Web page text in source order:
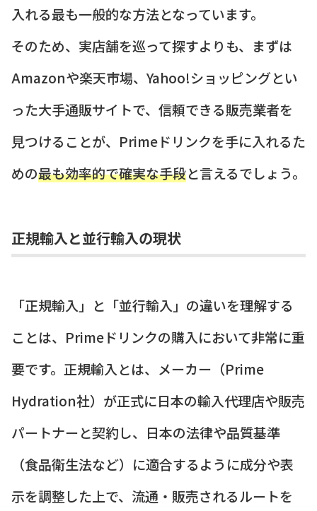
入れる最も一般的な方法となっています。
そのため、実店舗を巡って探すよりも、まずは
Amazonや楽天市場、Yahoo!ショッピングとい
った大手通販サイトで、信頼できる販売業者を
見つけることが、Primeドリンクを手に入れるた
めの最も効率的で確実な手段と言えるでしょう。
正規輸入と並行輸入の現状
「正規輸入」と「並行輸入」の違いを理解する
ことは、Primeドリンクの購入において非常に重
要です。正規輸入とは、メーカー（Prime
Hydration社）が正式に日本の輸入代理店や販売
パートナーと契約し、日本の法律や品質基準
（食品衛生法など）に適合するように成分や表
示を調整した上で、流通・販売されるルートを